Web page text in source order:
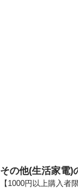
その他(生活家電)
【1000円以上購入